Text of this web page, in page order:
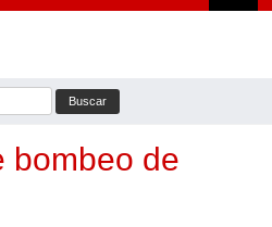
bombeo de